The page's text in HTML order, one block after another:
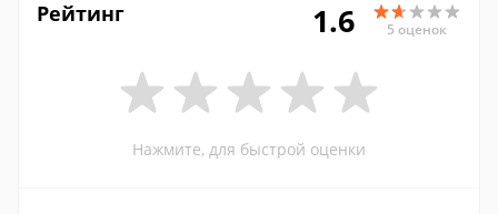
Рейтинг 1.6 5 оценок
Нажмите, для быстрой оценки